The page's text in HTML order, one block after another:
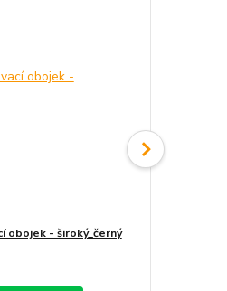
obojek - široký_černý